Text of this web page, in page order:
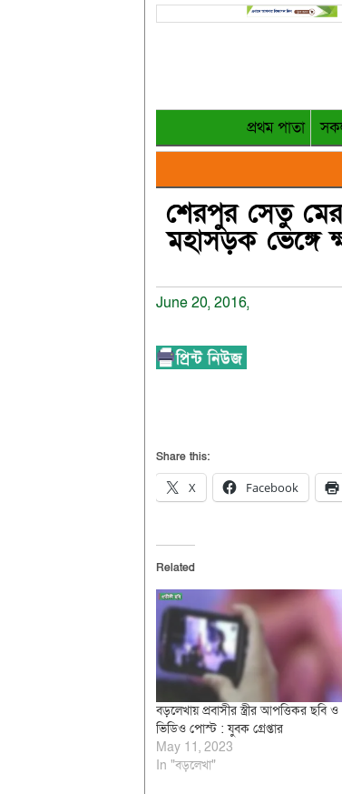
প্রথম পাতা
শেরপুর সেতু
মহাসড়ক ভেঙ্গে
June 20, 2016,
Share this:
X Facebook
Related
বড়লেখায় প্রবাসীর স্ত্রীর আপত্তিকর ছবি ও
ভিডিও পোস্ট : যুবক গ্রেপ্তার
May 11, 2023
In "বড়লেখা"